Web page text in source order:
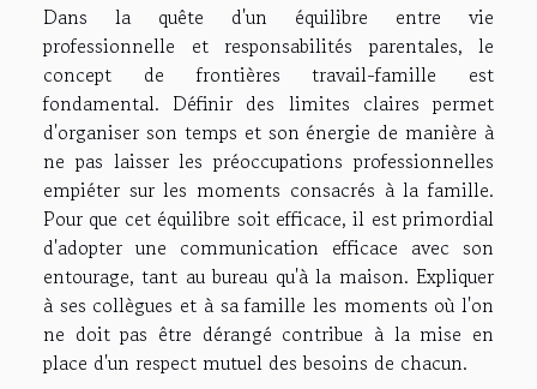
Dans la quête d'un équilibre entre vie
professionnelle et responsabilités parentales, le
concept de frontières travail-famille est
fondamental. Définir des limites claires permet
d'organiser son temps et son énergie de manière à
ne pas laisser les préoccupations professionnelles
empiéter sur les moments consacrés à la famille.
Pour que cet équilibre soit efficace, il est primordial
d'adopter une communication efficace avec son
entourage, tant au bureau qu'à la maison. Expliquer
à ses collègues et à sa famille les moments où l'on
ne doit pas être dérangé contribue à la mise en
place d'un respect mutuel des besoins de chacun.